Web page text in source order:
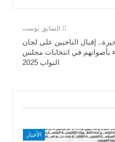
السابق بوست
إقبال الناخبين على لجان
بأصواتهم في انتخابات مجلس
النواب 2025
الأخبار